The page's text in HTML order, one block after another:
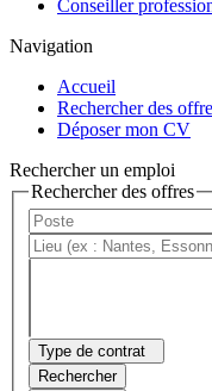
Conseiller
Navigation
Accueil
Rechercher des
Déposer mon CV
Rechercher un emploi
Rechercher des offres
Type de contrat
Rechercher